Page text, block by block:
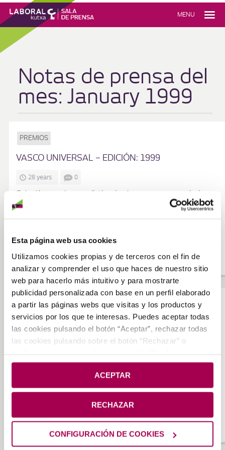
Esta página web usa cookies
Utilizamos cookies propias y de terceros con el fin de
analizar y comprender el uso que haces de nuestro sitio
web para hacerlo más intuitivo y para mostrarte
publicidad personalizada con base en un perfil elaborado
a partir las páginas webs que visitas y los productos y
servicios por los que te interesas. Puedes aceptar todas
las cookies pulsando el botón “Aceptar”, rechazar todas
las cookies pulsando sobre el botón “Rechazar” o
cookies”. Si deseas más información pulsa enPolítica
ACEPTAR
CONFIGURACIÓN DE COOKIES
RECHAZAR
MENU
Notas de prensa del
mes: January 1999
PREMIOS
VASCO UNIVERSAL – EDICIÓN: 1999
28 years 0
agrupaciones, organismos, etc., que en el desarrollo de sus
y repercusión notables de la imagen de Euskadi en el
exterior. Componentes del jurado Los Ex-Lehendakaris,
Directores de los medios de Comunicación […]
PREMIOS
PREMIO HUMANIDADES Y CIENCIAS SOCIALES –
EDICIÓN: 1999
Eusko Ikaskuntza – Sociedad de Estudios Vascos y Caja
anualmente a la personalidad en activo, que posea el
curriculum más destacado de Euskal Herria, en el área de las
entendidas en el sentido más amplio. La obra global […]